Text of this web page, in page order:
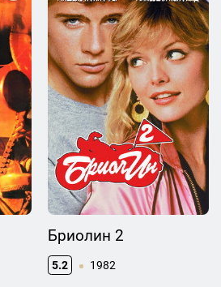
Бриолин 2
5.2 1982